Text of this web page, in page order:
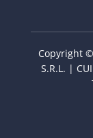
Copyright
S.R.L. |